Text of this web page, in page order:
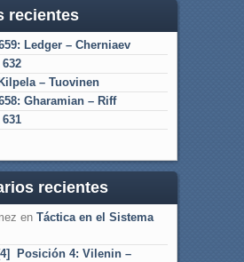
recientes
Ledger – Cherniaev
– Tuovinen
Gharamian – Riff
recientes
en Táctica en el Sistema
Posición 4: Vilenin –